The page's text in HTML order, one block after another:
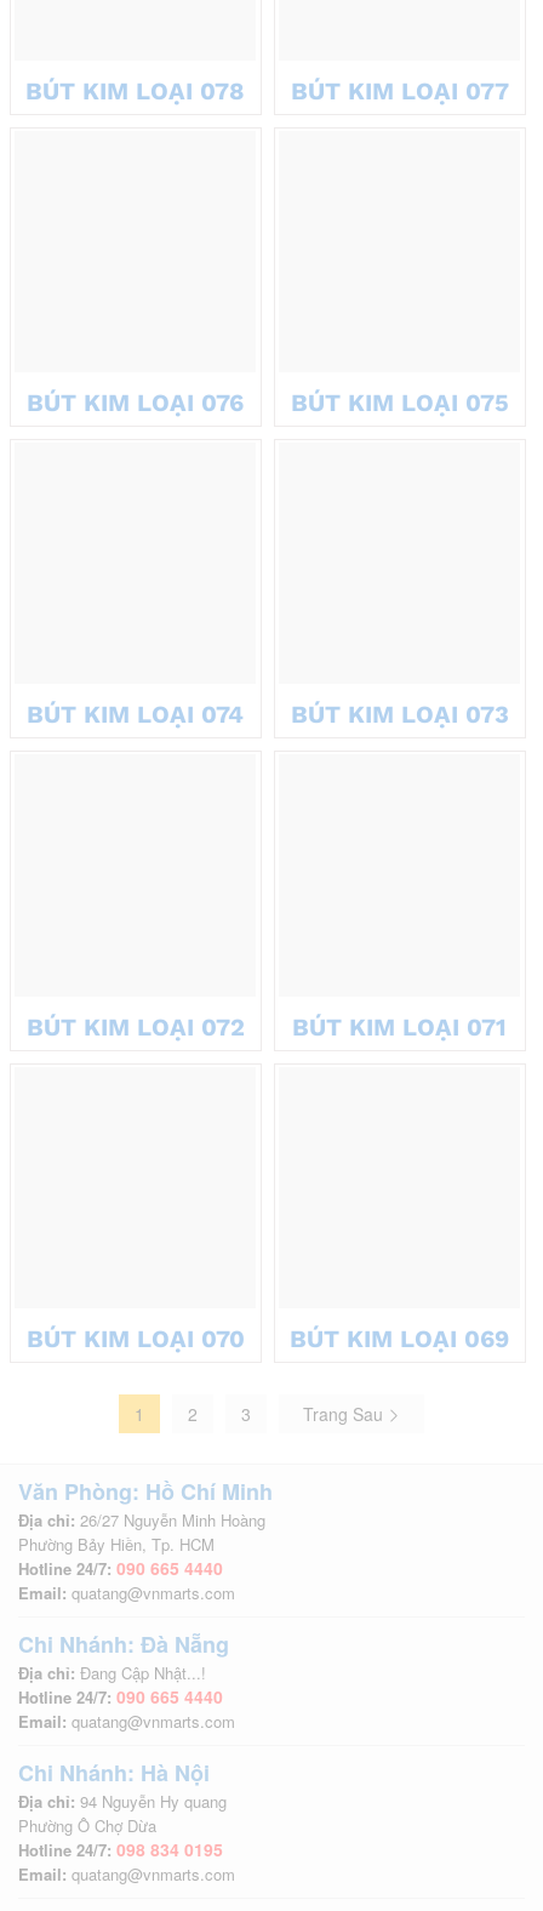
trọng.
BÚT KIM LOẠI 078 BÚT KIM LOẠI 077
BÚT KIM LOẠI 076 BÚT KIM LOẠI 075
BÚT KIM LOẠI 074 BÚT KIM LOẠI 073
BÚT KIM LOẠI 072 BÚT KIM LOẠI 071
BÚT KIM LOẠI 070 BÚT KIM LOẠI 069
1 2 3 Trang Sau
Văn Phòng: Hồ Chí Minh
Địa chỉ: 26/27 Nguyễn Minh Hoàng
Phường Bảy Hiền, Tp. HCM
Hotline 24/7: 090 665 4440
Email: quatang@vnmarts.com
Chi Nhánh: Đà Nẵng
Địa chỉ: Đang Cập Nhật...!
Hotline 24/7: 090 665 4440
Email: quatang@vnmarts.com
Chi Nhánh: Hà Nội
Địa chỉ: 94 Nguyễn Hy quang
Phường Ô Chợ Dừa
Hotline 24/7: 098 834 0195
Email: quatang@vnmarts.com